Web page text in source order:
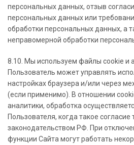
персональных данных, отзыв
персональных данных или
обработки персональных данных, а
неправомерной обработки
8.10. Мы используем файлы cookie и
Пользователь может управлять
настройках браузера и/или через
(если применимо). В отношении
аналитики, обработка
Пользователя, когда такое согласие
законодательством РФ. При
функции Сайта могут работать